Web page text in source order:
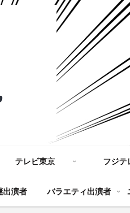
テレビ東京 フジテ
出演者 バラエティ出演者